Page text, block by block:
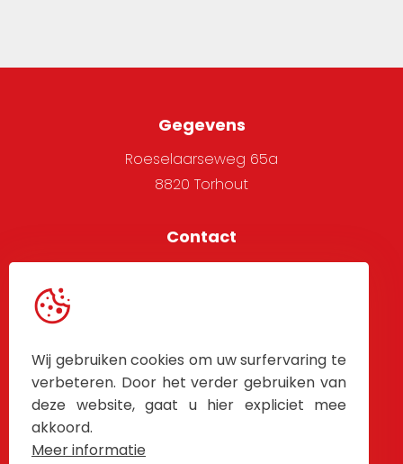
Gegevens
Roeselaarseweg 65a
8820 Torhout
Contact
Algemene voorwaarden
Contacteer Ons
Wij gebruiken cookies om uw surfervaring te
verbeteren. Door het verder gebruiken van
deze website, gaat u hier expliciet mee
akkoord.
Meer informatie